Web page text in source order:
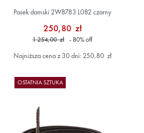
Pasek damski 2W8783 L082 czarny
250,80 zł
1 254,00 zł - 80%off
Najniższa cena z 30 dni: 250,80 zł
OSTATNIA SZTUKA